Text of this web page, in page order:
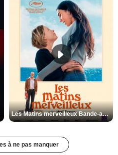
Les Matins merveilleux Bande-annonce VF
à ne pas manquer